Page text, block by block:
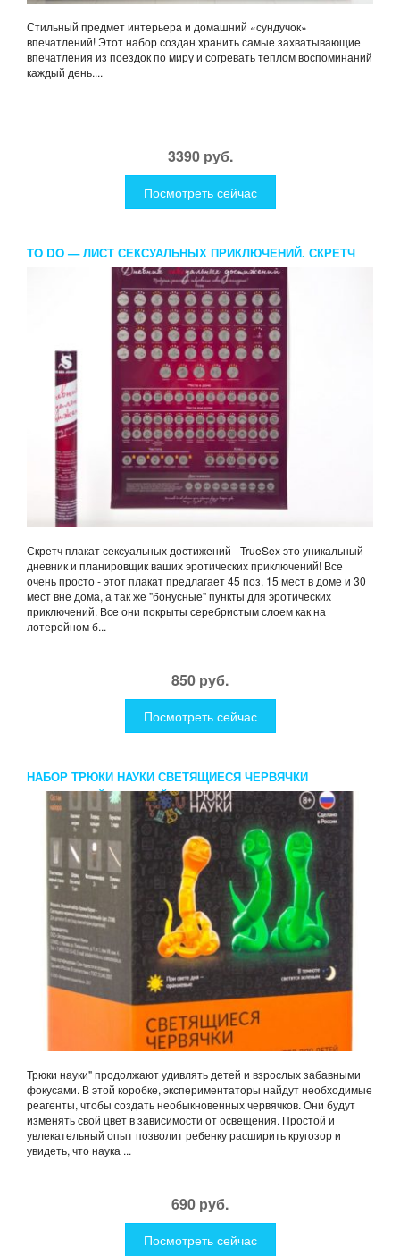
Стильный предмет интерьера и домашний «сундучок»
впечатлений! Этот набор создан хранить самые захватывающие
впечатления из поездок по миру и согревать теплом воспоминаний
каждый день....
3390 руб.
Посмотреть сейчас
TO DO — ЛИСТ СЕКСУАЛЬНЫХ ПРИКЛЮЧЕНИЙ. СКРЕТЧ
ПЛАКАТ TRUESEX
Скретч плакат сексуальных достижений - TrueSex это уникальный
дневник и планировщик ваших эротических приключений! Все
очень просто - этот плакат предлагает 45 поз, 15 мест в доме и 30
мест вне дома, а так же "бонусные" пункты для эротических
приключений. Все они покрыты серебристым слоем как на
лотерейном б...
850 руб.
Посмотреть сейчас
НАБОР ТРЮКИ НАУКИ СВЕТЯЩИЕСЯ ЧЕРВЯЧКИ
ОРАНЖЕВЫЙ ЗЕЛЕНЫЙ
Трюки науки" продолжают удивлять детей и взрослых забавными
фокусами. В этой коробке, экспериментаторы найдут необходимые
реагенты, чтобы создать необыкновенных червячков. Они будут
изменять свой цвет в зависимости от освещения. Простой и
увлекательный опыт позволит ребенку расширить кругозор и
увидеть, что наука ...
690 руб.
Посмотреть сейчас